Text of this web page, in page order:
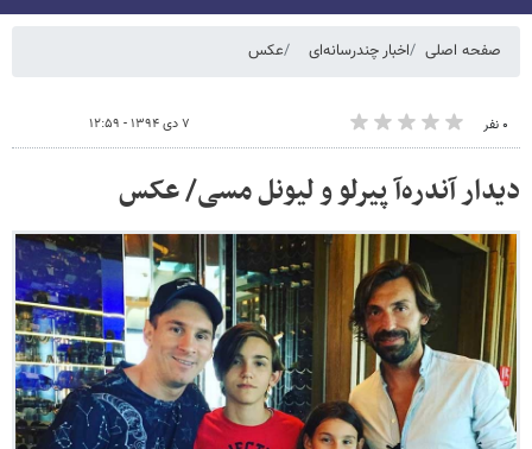
صفحه اصلی اخبار چندرسانه‌ای عکس
۰ نفر ۷ دی ۱۳۹۴ - ۱۲:۵۹
دیدار آندره‌آ پیرلو و لیونل مسی/ عکس